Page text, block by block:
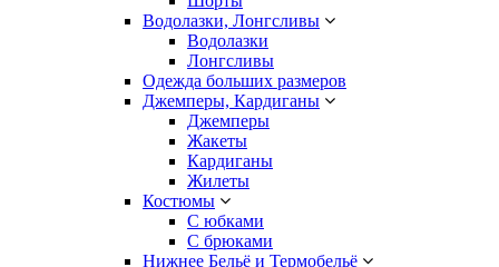
Водолазки, Лонгсливы
Водолазки
Лонгсливы
Одежда больших размеров
Джемперы, Кардиганы
Джемперы
Жакеты
Кардиганы
Жилеты
Костюмы
С юбками
С брюками
Нижнее Бельё и Термобельё